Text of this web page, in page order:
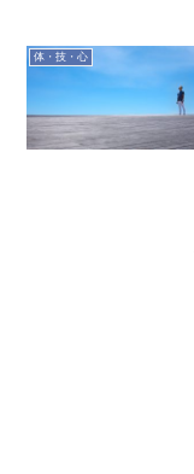
体・技・心